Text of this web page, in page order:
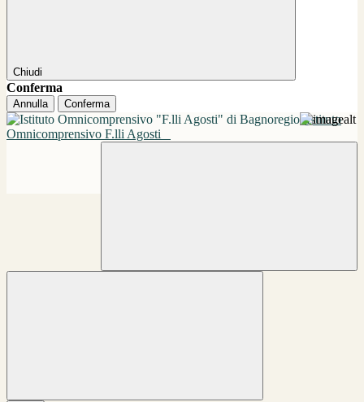
Chiudi
Conferma
Annulla Conferma
Istituto
Omnicomprensivo F.lli Agosti